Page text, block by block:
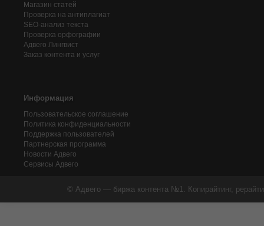
Магазин статей
Проверка на антиплагиат
SEO-анализ текста
Проверка орфографии
Адвего Лингвист
Заказ контента и услуг
Информация
Пользовательское соглашение
Политика конфиденциальности
Поддержка пользователей
Партнерская программа
Новости Адвего
Сервисы Адвего
© Адвего — биржа контента №1. Копирайтинг,